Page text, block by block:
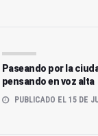
Paseando por la
pensando en voz alta
PUBLICADO EL 15 DE